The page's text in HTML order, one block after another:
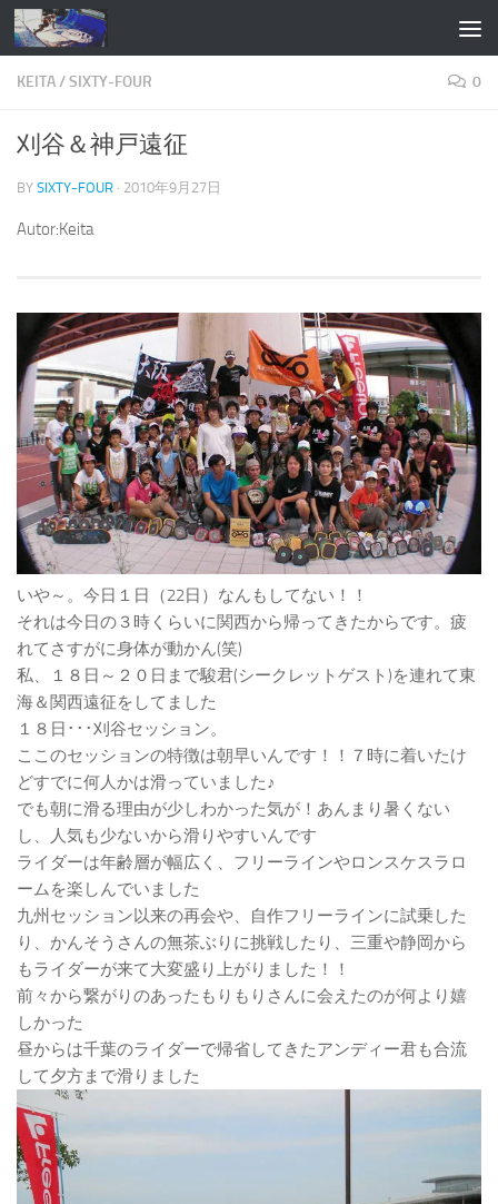
コンテンツへスキップ
KEITA/SIXTY-FOUR 0
刈谷＆神戸遠征
BY SIXTY-FOUR · 2010年9月27日
Autor:Keita
いや～。今日１日（22日）なんもしてない！！
それは今日の３時くらいに関西から帰ってきたからです。疲
れてさすがに身体が動かん(笑)
私、１８日～２０日まで駿君(シークレットゲスト)を連れて東
海＆関西遠征をしてました
１８日･･･刈谷セッション。
ここのセッションの特徴は朝早いんです！！７時に着いたけ
どすでに何人かは滑っていました♪
でも朝に滑る理由が少しわかった気が！あんまり暑くない
し、人気も少ないから滑りやすいんです
ライダーは年齢層が幅広く、フリーラインやロンスケスラロ
ームを楽しんでいました
九州セッション以来の再会や、自作フリーラインに試乗した
り、かんそうさんの無茶ぶりに挑戦したり、三重や静岡から
もライダーが来て大変盛り上がりました！！
前々から繋がりのあったもりもりさんに会えたのが何より嬉
しかった
昼からは千葉のライダーで帰省してきたアンディー君も合流
して夕方まで滑りました